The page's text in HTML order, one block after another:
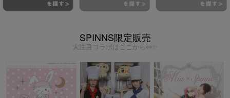
SPINNS限定販売
大注目コラボはここから👀✨